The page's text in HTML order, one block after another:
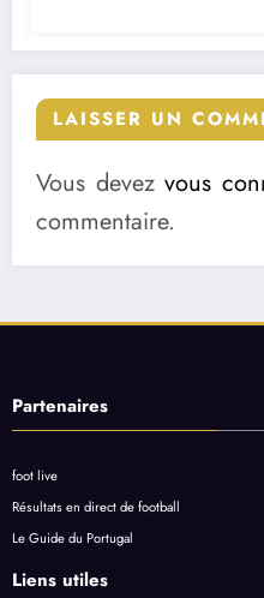
LAISSER UN
Vous devezvous
commentaire.
Partenaires
foot live
Résultats en direct de football
Le Guide du Portugal
Liens utiles